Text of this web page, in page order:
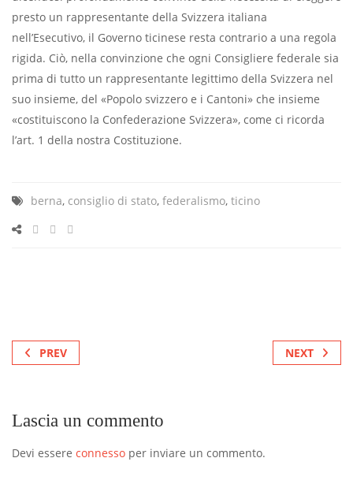
presto un rappresentante della Svizzera italiana
nell’Esecutivo, il Governo ticinese resta contrario a una regola
rigida. Ciò, nella convinzione che ogni Consigliere federale sia
prima di tutto un rappresentante legittimo della Svizzera nel
suo insieme, del «Popolo svizzero e i Cantoni» che insieme
«costituiscono la Confederazione Svizzera», come ci ricorda
l’art. 1 della nostra Costituzione.
berna, consiglio di stato, federalismo, ticino
PREV NEXT
Lascia un commento
Devi essere connesso per inviare un commento.